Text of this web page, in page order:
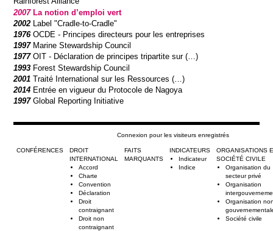
2007La notion d’emploi vert
2002
Label "Cradle-to-Cradle"
1976OCDE - Principes directeurs pour les entreprises
1997 Marine Stewardship Council
1977OIT - Déclaration de principes tripartite sur (…)
1993 Forest Stewardship Council
2001Traité International sur les Ressources (…)
2014 Entrée en vigueur du Protocole de Nagoya
1997Global Reporting Initiative
Connexion pour les visiteurs enregistrés
CONFÉRENCES
DROIT
INTERNATIONAL
Accord
Charte
Convention
Déclaration
Droit
contraignant
Droit non
contraignant
FAITS
MARQUANTS
INDICATEURS
Indicateur
Indice
ORGANISATIONS
SOCIÉTÉ CIVILE
Organisation du
secteur privé
Organisation
Organisation
Société civile